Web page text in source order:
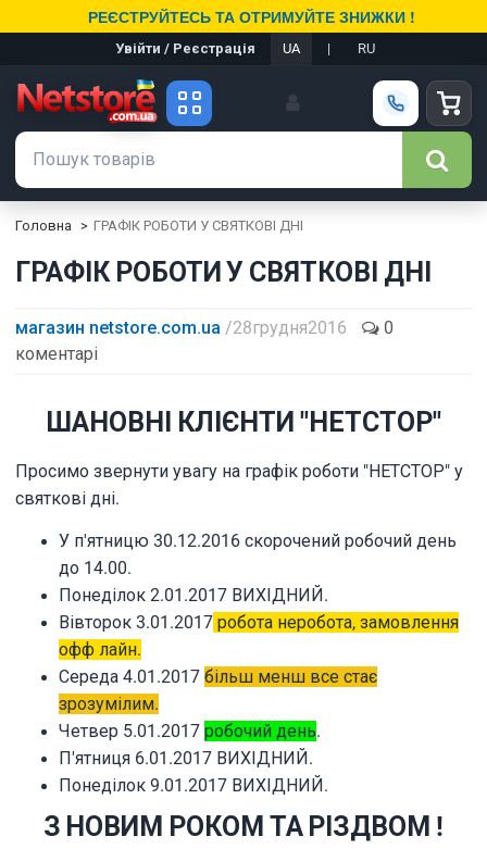
РЕЄСТРУЙТЕСЬ ТА ОТРИМУЙТЕ ЗНИЖКИ !
Увійти / Реєстрація UA | RU
Головна ГРАФІК РОБОТИ У СВЯТКОВІ ДНІ
ГРАФІК РОБОТИ У СВЯТКОВІ ДНІ
магазин netstore.com.ua / 28 грудня 2016
0
коментарі
ШАНОВНІ КЛІЄНТИ "НЕТСТОР"
Просимо звернути увагу на графік роботи "НЕТСТОР" у
святкові дні.
У п'ятницю 30.12.2016 скорочений робочий день
до 14.00.
Понеділок 2.01.2017 ВИХІДНИЙ.
Вівторок 3.01.2017 робота неробота, замовлення
офф лайн.
Середа 4.01.2017 більш менш все стає
зрозумілим.
Четвер 5.01.2017 робочий день.
П'ятниця 6.01.2017 ВИХІДНИЙ.
Понеділок 9.01.2017 ВИХІДНИЙ.
З НОВИМ РОКОМ ТА РІЗДВОМ !